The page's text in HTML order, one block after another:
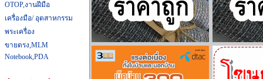
OTOP,งานฝีมือ
เครื่องมือ/ อุตสาหกรรม
พระเครื่อง
ขายตรง,MLM
Notebook,PDA